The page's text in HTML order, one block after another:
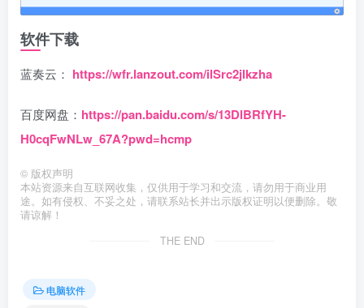
软件下载
蓝奏云： https://wfr.lanzout.com/ilSrc2jlkzha
百度网盘： https://pan.baidu.com/s/13DlBRfYH-
H0cqFwNLw_67A?pwd=hcmp
© 版权声明
本站资源来自互联网收集，仅供用于学习和交流，请勿用于商业用
途。如有侵权、不妥之处，请联系站长并出示版权证明以便删除。敬
请谅解！
THE END
电脑软件